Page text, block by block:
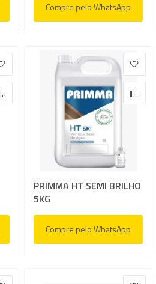
Compre pelo WhatsApp
Adicionar à lista de desejos
Adicionar para Comparar
PRIMMA HT SEMI BRILHO
5KG
Compre pelo WhatsApp